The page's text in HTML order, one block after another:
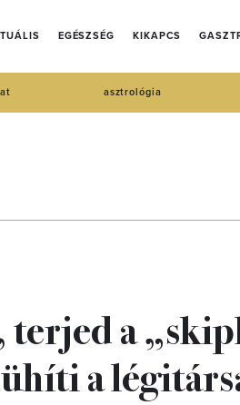
EGÉSZSÉG KIKAPCS
asztrológia
a
a